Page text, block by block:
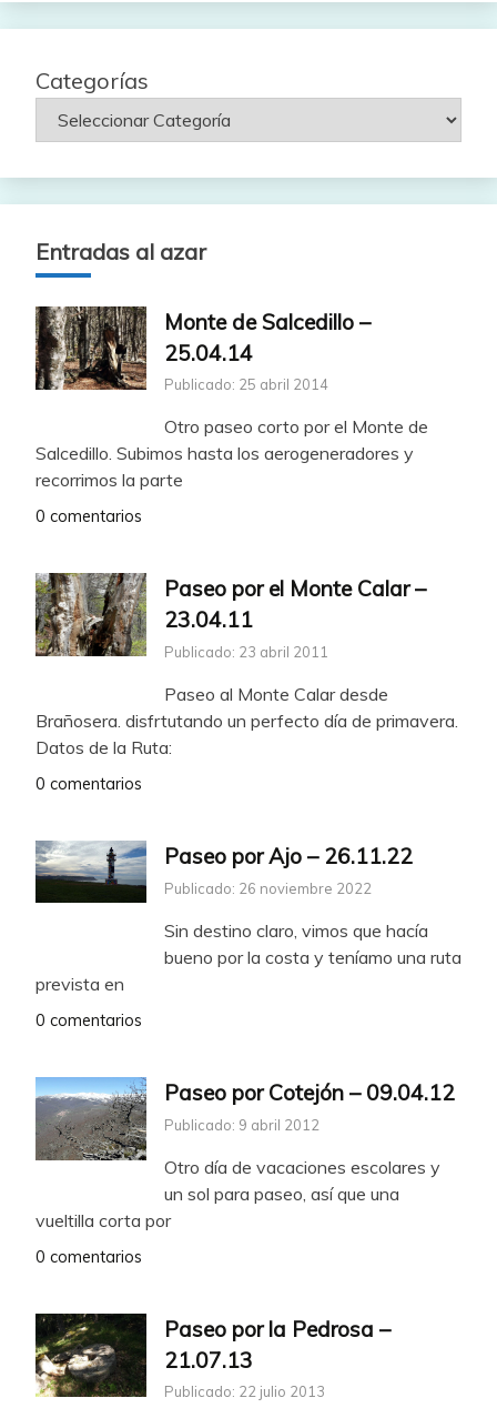
Categorías
Entradas al azar
Monte de Salcedillo –
25.04.14
Publicado: 25 abril 2014
Otro paseo corto por el Monte de
Salcedillo. Subimos hasta los aerogeneradores y
recorrimos la parte
0 comentarios
Paseo por el Monte Calar –
23.04.11
Publicado: 23 abril 2011
Paseo al Monte Calar desde
Brañosera. disfrtutando un perfecto día de primavera.
Datos de la Ruta:
0 comentarios
Paseo por Ajo – 26.11.22
Publicado: 26 noviembre 2022
Sin destino claro, vimos que hacía
bueno por la costa y teníamo una ruta
prevista en
0 comentarios
Paseo por Cotejón – 09.04.12
Publicado: 9 abril 2012
Otro día de vacaciones escolares y
un sol para paseo, así que una
vueltilla corta por
0 comentarios
Paseo por la Pedrosa –
21.07.13
Publicado: 22 julio 2013